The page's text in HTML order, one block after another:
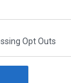
Opt Outs
παρουσίασε